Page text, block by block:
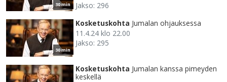
30 min
Jakso: 296
30 min
Kosketuskohta Jumalan ohjauksessa
11.4.24 klo 22.00
Jakso: 295
Kosketuskohta Jumalan kanssa pimeyden
keskellä